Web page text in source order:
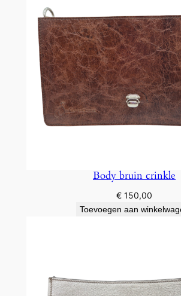
Body bruin crinkle
€ 150,00
Toevoegen aan